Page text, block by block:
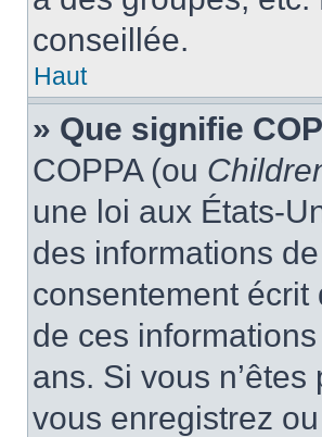
conseillée.
Haut
» Que signifie
COPPA (ou
une loi aux États-
des informations
consentement écrit
de ces
ans. Si vous
vous enregistrez